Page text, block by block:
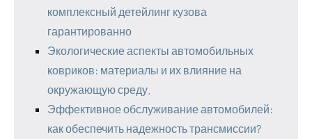
комплексный детейлинг кузова
гарантированно
Экологические аспекты автомобильных
ковриков: материалы и их влияние на
окружающую среду.
Эффективное обслуживание автомобилей:
как обеспечить надежность трансмиссии?